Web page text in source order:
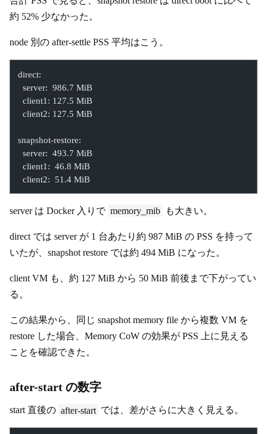
約 52% 少なかった。
node 別の after-settle PSS 平均はこう。
direct:
  server:  986.7 MiB
  client1: 127.5 MiB
  client2: 127.5 MiB
snapshot-restore:
  server:  493.7 MiB
  client1:  46.8 MiB
  client2:  51.4 MiB
server は Docker 入りで memory_mib も大きい。
direct では server が 1 台あたり約 987 MiB の PSS を持って
いたが、snapshot restore では約 494 MiB になった。
client VM も、約 127 MiB から 50 MiB 前後まで下がってい
る。
この結果から、同じ snapshot memory file から複数 VM を
restore した場合、Memory CoW の効果が PSS 上に見える
ことを確認できた。
after-start の数字
start 直後の after-start では、差がさらに大きく見える。